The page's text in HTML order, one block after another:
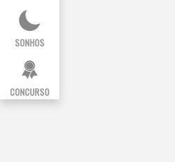
SONHOS
CONCURSO